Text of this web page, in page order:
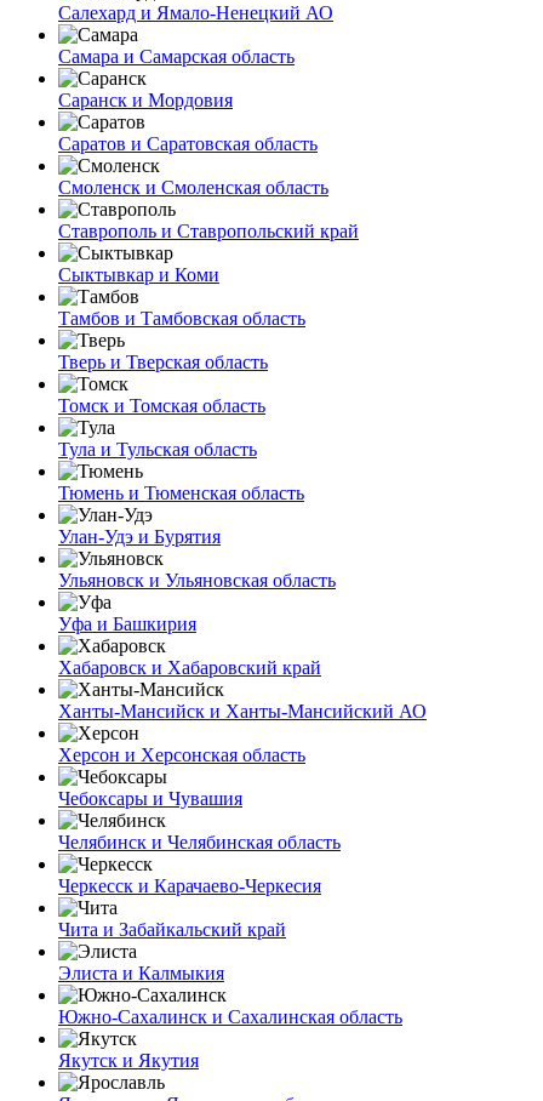
Салехард и Ямало-Ненецкий АО
Самара и Самарская область
Саранск и Мордовия
Саратов и Саратовская область
Смоленск и Смоленская область
Ставрополь и Ставропольский край
Сыктывкар и Коми
Тамбов и Тамбовская область
Тверь и Тверская область
Томск и Томская область
Тула и Тульская область
Тюмень и Тюменская область
Улан-Удэ и Бурятия
Ульяновск и Ульяновская область
Уфа и Башкирия
Хабаровск и Хабаровский край
Ханты-Мансийск и Ханты-Мансийский АО
Херсон и Херсонская область
Чебоксары и Чувашия
Челябинск и Челябинская область
Черкесск и Карачаево-Черкесия
Чита и Забайкальский край
Элиста и Калмыкия
Южно-Сахалинск и Сахалинская область
Якутск и Якутия